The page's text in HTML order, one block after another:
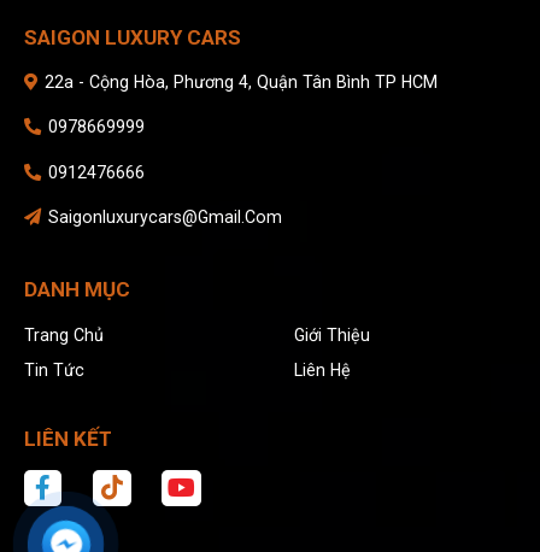
SAIGON LUXURY CARS
22a - Cộng Hòa, Phương 4, Quận Tân Bình TP HCM
0978669999
0912476666
Saigonluxurycars@gmail.com
DANH MỤC
Trang Chủ
Giới Thiệu
Tin Tức
Liên Hệ
LIÊN KẾT